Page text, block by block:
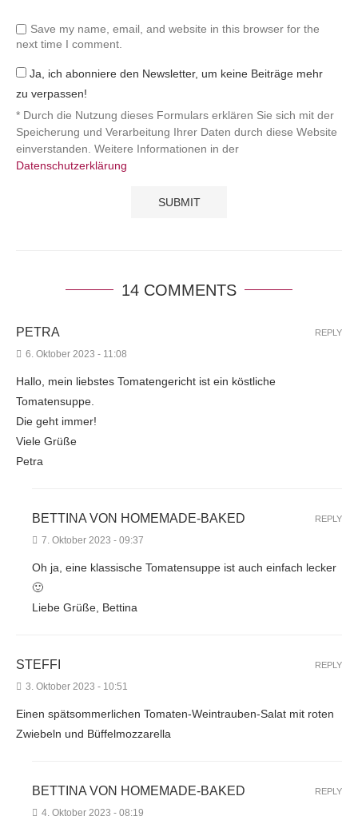
Save my name, email, and website in this browser for the
next time I comment.
Ja, ich abonniere den Newsletter, um keine Beiträge mehr
zu verpassen!
* Durch die Nutzung dieses Formulars erklären Sie sich mit der
Speicherung und Verarbeitung Ihrer Daten durch diese Website
einverstanden. Weitere Informationen in der
Datenschutzerklärung
14 COMMENTS
PETRA
6. Oktober 2023 - 11:08
Hallo, mein liebstes Tomatengericht ist ein köstliche
Tomatensuppe.
Die geht immer!
Viele Grüße
Petra
REPLY
BETTINA VON HOMEMADE-BAKED
7. Oktober 2023 - 09:37
Oh ja, eine klassische Tomatensuppe ist auch einfach lecker
🙂
Liebe Grüße, Bettina
REPLY
STEFFI
3. Oktober 2023 - 10:51
Einen spätsommerlichen Tomaten-Weintrauben-Salat mit roten
Zwiebeln und Büffelmozzarella
REPLY
BETTINA VON HOMEMADE-BAKED
4. Oktober 2023 - 08:19
REPLY